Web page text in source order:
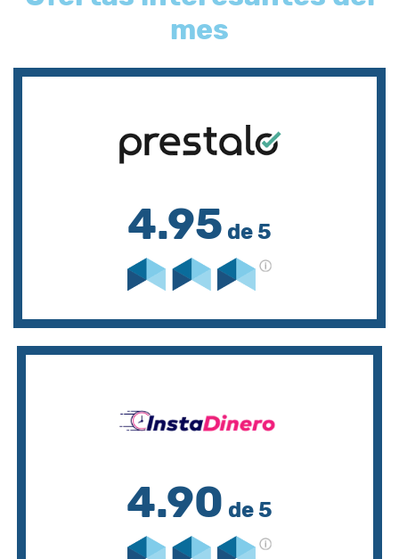
mes
4.95 de 5
4.90 de 5